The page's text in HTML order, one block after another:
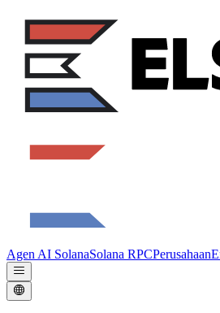
Agen AI SolanaSolana RPCPerusahaan